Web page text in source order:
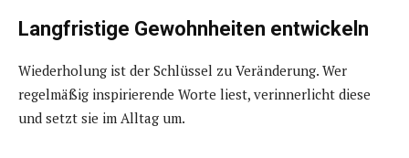
Langfristige Gewohnheiten entwickeln
Wiederholung ist der Schlüssel zu Veränderung. Wer
regelmäßig inspirierende Worte liest, verinnerlicht diese
und setzt sie im Alltag um.